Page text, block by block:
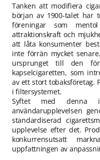
Tanken att modifiera
början av 1900-talet har
föreningar som
attraktionskraft och
att låta konsumenter
inte förrän mycket
ursprunget till den
kapselcigaretten, som
av ett stort tobaksföretag.
i filtersystemet.
Syftet med denna
användarupplevelsen
standardiserad
upplevelse efter det.
konkurrensutsatt
uppfattningen av